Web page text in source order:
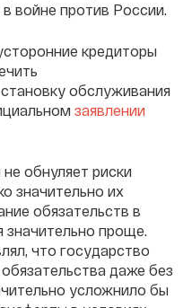
войне против России.
кредиторы
обслуживания
заявлении
обнуляет риски
значительно их
обязательств в
значительно проще.
что государство
даже без
усложнило бы